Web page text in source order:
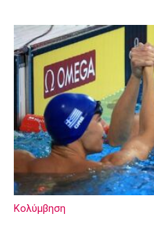
Κολύμβηση